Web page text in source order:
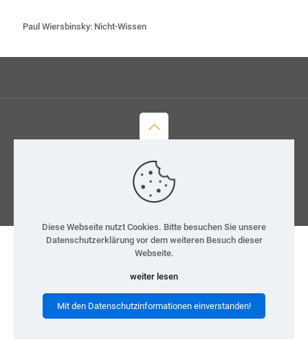
Paul Wiersbinsky: Nicht-Wissen
© 2026 H-Team e.V.
Datenschutz
Diese Webseite nutzt Cookies. Bitte besuchen Sie unsere
Datenschutzerklärung vor dem weiteren Besuch dieser
Webseite.
weiter lesen
Mit den Datenschutzinformationen einverstanden!